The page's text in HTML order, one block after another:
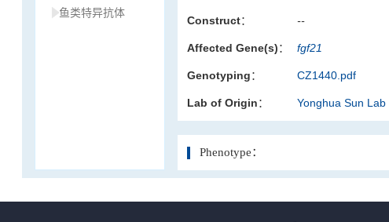
鱼类特异抗体
Construct： --
Affected Gene(s)： fgf21
Genotyping： CZ1440.pdf
Lab of Origin： Yonghua Sun Lab
Phenotype：